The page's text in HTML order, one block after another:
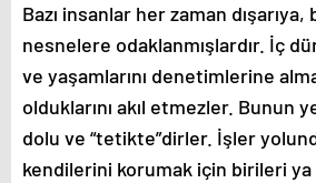
Bazı insanlar her zaman
nesnelere odaklanmışlardır. İç
ve yaşamlarını denetimlerine
olduklarını akıl etmezler. Bunun
dolu ve “tetikte”dirler. İşler
kendilerini korumak için birileri